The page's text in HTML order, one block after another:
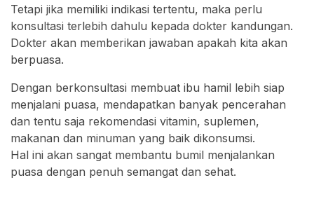
Tetapi jika memiliki indikasi tertentu, maka perlu
konsultasi terlebih dahulu kepada dokter kandungan.
Dokter akan memberikan jawaban apakah kita akan
berpuasa.
Dengan berkonsultasi membuat ibu hamil lebih siap
menjalani puasa, mendapatkan banyak pencerahan
dan tentu saja rekomendasi vitamin, suplemen,
makanan dan minuman yang baik dikonsumsi.
Hal ini akan sangat membantu bumil menjalankan
puasa dengan penuh semangat dan sehat.